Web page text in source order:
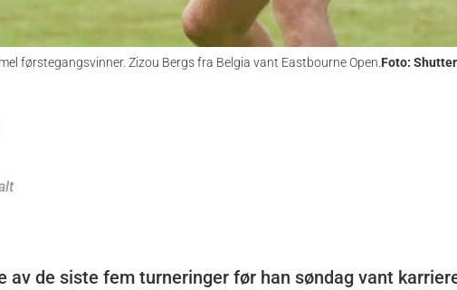
førstegangsvinner. Zizou Bergs fra Belgia vant Eastbourne Open.Foto:
av de siste fem turneringer før han søndag vant